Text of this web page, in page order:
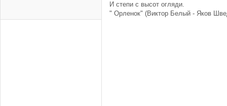
И степи с высот огляди.
" Орленок" (Виктор Белый - Яков